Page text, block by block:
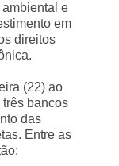
e
em
direitos
(22) ao
bancos
das
Entre as